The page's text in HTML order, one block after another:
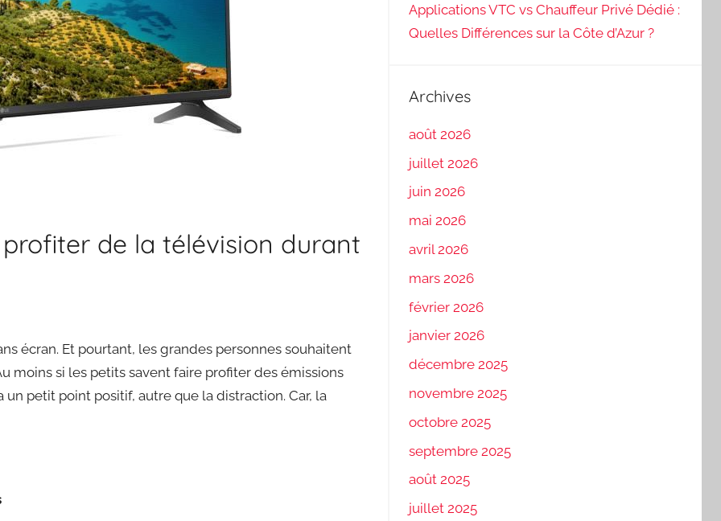
de la télévision durant
écran. Et pourtant, les grandes personnes souhaitent
moins si les petits savent faire profiter des émissions
petit point positif, autre que la distraction. Car, la
Applications VTC vs Chauffeur Privé Dédié :
Quelles Différences sur la Côte d’Azur ?
Archives
août 2026
juillet 2026
juin 2026
mai 2026
avril 2026
mars 2026
février 2026
janvier 2026
décembre 2025
novembre 2025
octobre 2025
septembre 2025
août 2025
juillet 2025